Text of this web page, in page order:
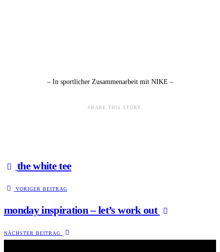
– In sportlicher Zusammenarbeit mit NIKE –
SHARE THIS STORY
the white tee
VORIGER BEITRAG
monday inspiration – let’s work out
NÄCHSTER BEITRAG